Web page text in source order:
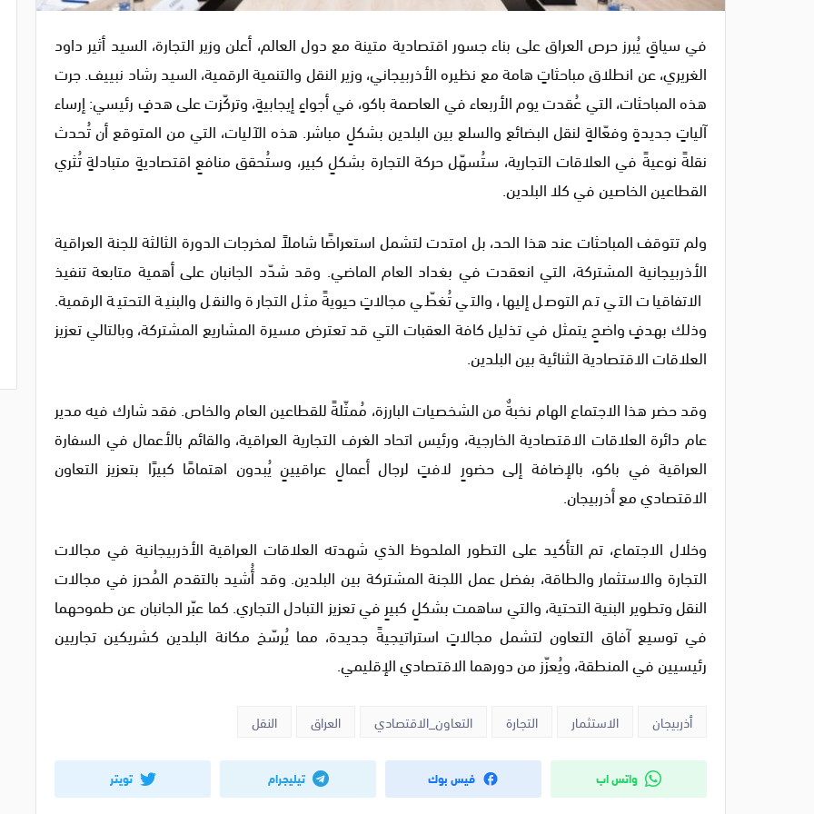
في سياقٍ يُبرز حرص العراق على بناء جسور اقتصادية متينة مع دول العالم، أعلن وزير التجارة، السيد أثير داود
الغريري، عن انطلاق مباحثاتٍ هامة مع نظيره الأذربيجاني، وزير النقل والتنمية الرقمية، السيد رشاد نبييف. جرت
هذه المباحثات، التي عُقدت يوم الأربعاء في العاصمة باكو، في أجواءٍ إيجابيةٍ، وتركّزت على هدفٍ رئيسي: إرساء
آلياتٍ جديدةٍ وفعّالةٍ لنقل البضائع والسلع بين البلدين بشكلٍ مباشر. هذه الآليات، التي من المتوقع أن تُحدث
نقلةً نوعيةً في العلاقات التجارية، ستُسهّل حركة التجارة بشكلٍ كبير، وستُحقق منافعٍ اقتصاديةٍ متبادلةٍ تُثري
القطاعين الخاصين في كلا البلدين.
ولم تتوقف المباحثات عند هذا الحد، بل امتدت لتشمل استعراضًا شاملاً لمخرجات الدورة الثالثة للجنة العراقية
الأذربيجانية المشتركة، التي انعقدت في بغداد العام الماضي. وقد شدّد الجانبان على أهمية متابعة تنفيذ
الاتفاقيات التي تم التوصل إليها، والتي تُغطّي مجالاتٍ حيويةً مثل التجارة والنقل والبنية التحتية الرقمية.
وذلك بهدفٍ واضحٍ يتمثل في تذليل كافة العقبات التي قد تعترض مسيرة المشاريع المشتركة، وبالتالي تعزيز
العلاقات الاقتصادية الثنائية بين البلدين.
وقد حضر هذا الاجتماع الهام نخبةٌ من الشخصيات البارزة، مُمثّلةً للقطاعين العام والخاص. فقد شارك فيه مدير
عام دائرة العلاقات الاقتصادية الخارجية، ورئيس اتحاد الغرف التجارية العراقية، والقائم بالأعمال في السفارة
العراقية في باكو، بالإضافة إلى حضورٍ لافتٍ لرجال أعمالٍ عراقيينٍ يُبدون اهتمامًا كبيرًا بتعزيز التعاون
الاقتصادي مع أذربيجان.
وخلال الاجتماع، تم التأكيد على التطور الملحوظ الذي شهدته العلاقات العراقية الأذربيجانية في مجالات
التجارة والاستثمار والطاقة، بفضل عمل اللجنة المشتركة بين البلدين. وقد أُشيد بالتقدم المُحرز في مجالات
النقل وتطوير البنية التحتية، والتي ساهمت بشكلٍ كبيرٍ في تعزيز التبادل التجاري. كما عبّر الجانبان عن طموحهما
في توسيع آفاق التعاون لتشمل مجالاتٍ استراتيجيةً جديدة، مما يُرسّخ مكانة البلدين كشريكين تجاريين
رئيسيين في المنطقة، ويُعزّز من دورهما الاقتصادي الإقليمي.
أذربيجان الاستثمار التجارة التعاون_الاقتصادي العراق النقل
واتس اب فيس بوك تيليجرام تويتر